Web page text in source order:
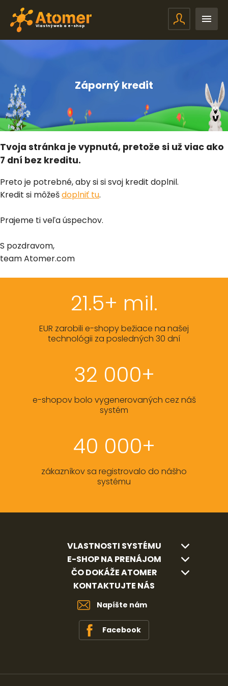
Vlastný web a e-shop
Záporný kredit
Tvoja stránka je vypnutá, pretože si už viac ako
7 dní bez kreditu.
Preto je potrebné, aby si si svoj kredit doplnil.
Kredit si môžešdoplniť tu.
Prajeme ti veľa úspechov.
S pozdravom,
team Atomer.com
21.5+ mil.
EUR zarobili e-shopy bežiace na našej
technológii za posledných 30 dní
32 000+
e-shopov bolo vygenerovaných cez náš
systém
40 000+
zákazníkov sa registrovalo do nášho
systému
VLASTNOSTI SYSTÉMU
E-SHOP NA PRENÁJOM
ČO DOKÁŽE ATOMER
KONTAKTUJTE NÁS
Napíšte nám
Facebook